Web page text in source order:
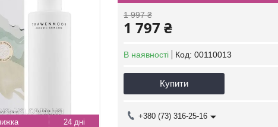
24 дні
1 997 ₴
1 797 ₴
В наявності Код: 00110013
Купити
+380 (73) 316-25-16